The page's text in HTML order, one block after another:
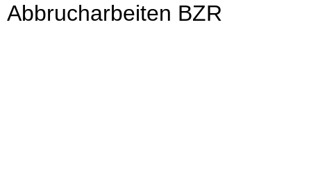
Abbrucharbeiten BZR